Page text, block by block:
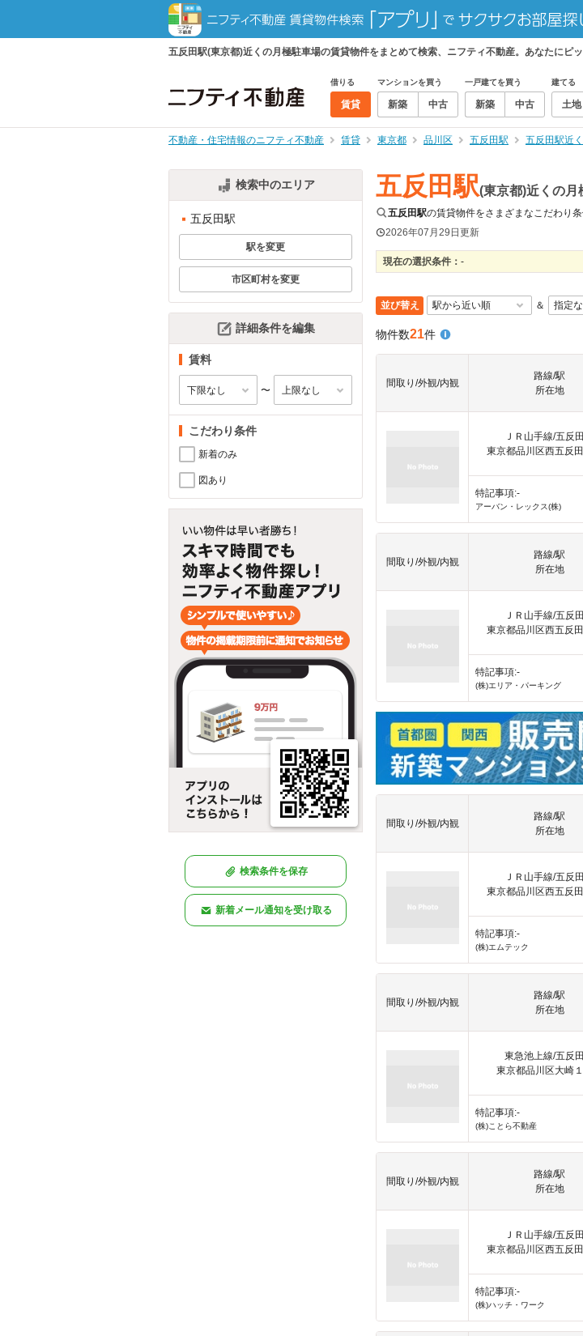
五反田駅(東京都)近くの月極駐車場の賃貸物件をまとめて検索、ニフティ不動産。あなたにピ
借りる
賃貸
マンションを買う
新築 中古
一戸建てを買う
新築 中古
建てる
土地
不動産・住宅情報のニフティ不動産 賃貸 東京都 品川区 五反田駅 五反田駅近
検索中のエリア
五反田駅
駅を変更
市区町村を変更
詳細条件を編集
賃料
〜
こだわり条件
新着のみ
図あり
検索条件を保存
新着メール通知を受け取る
五反田駅(東京都)近くの月
五反田駅の賃貸物件をさまざまなこだわり条
2026年07月29日更新
現在の選択条件： -
並び替え ＆
物件数21件
間取り/外観/内観
路線/駅
所在地
ＪＲ山手線/五反
東京都品川区西五反
特記事項:-
アーバン・レックス(株)
間取り/外観/内観
路線/駅
所在地
ＪＲ山手線/五反
東京都品川区西五反
特記事項:-
(株)エリア・パーキング
間取り/外観/内観
路線/駅
所在地
ＪＲ山手線/五反
東京都品川区西五反
特記事項:-
(株)エムテック
間取り/外観/内観
路線/駅
所在地
東急池上線/五反
東京都品川区大崎
特記事項:-
(株)ことら不動産
間取り/外観/内観
路線/駅
所在地
ＪＲ山手線/五反
東京都品川区西五反
特記事項:-
(株)ハッチ・ワーク